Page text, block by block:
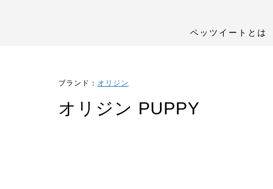
ペッツイートとは
ブランド： オリジン
オリジン PUPPY